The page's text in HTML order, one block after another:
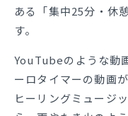
ある「集中25分・休
す。
YouTubeのような動
ーロタイマーの動画
ヒーリングミュージ